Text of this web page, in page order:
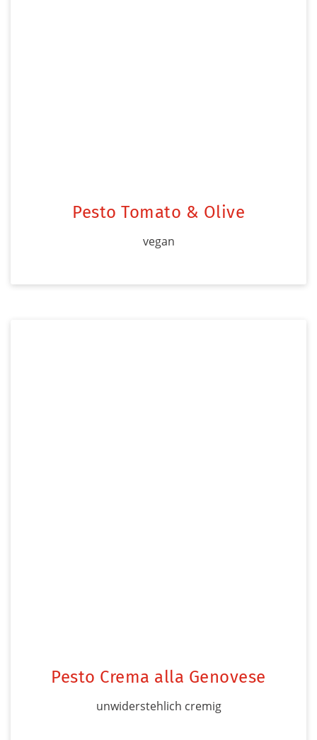
Pesto Tomato & Olive
vegan
Pesto Crema alla Genovese
unwiderstehlich cremig